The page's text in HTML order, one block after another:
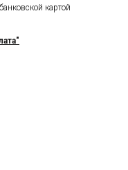
картой